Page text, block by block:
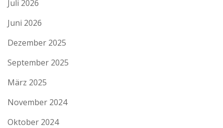
Juli 2026
Juni 2026
Dezember 2025
September 2025
März 2025
November 2024
Oktober 2024